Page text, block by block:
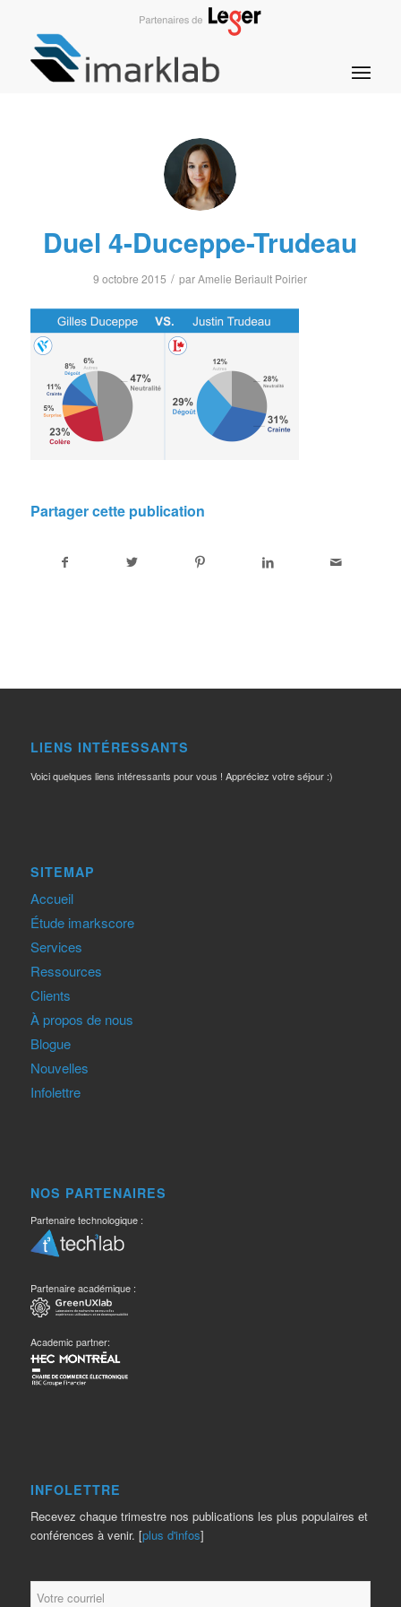
Duel 4-Duceppe-Trudeau
9 octobre 2015 / parAmelie Beriault Poirier
Partager cette publication
LIENS INTÉRESSANTS
Voici quelques liens intéressants pour vous ! Appréciez votre séjour :)
SITEMAP
Accueil
Étude imarkscore
Services
Ressources
Clients
À propos de nous
Blogue
Nouvelles
Infolettre
NOS PARTENAIRES
Partenaire technologique :
Partenaire académique :
Academic partner:
INFOLETTRE
Recevez chaque trimestre nos publications les plus populaires et
conférences à venir. [plus d'infos]